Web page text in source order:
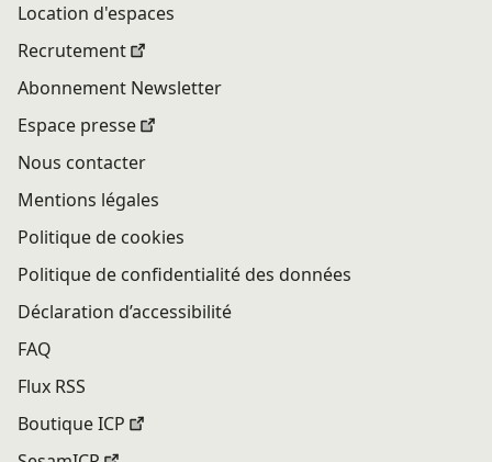
Location d'espaces
Recrutement
Abonnement Newsletter
Espace presse
Nous contacter
Mentions légales
Politique de cookies
Politique de confidentialité des données
Déclaration d’accessibilité
FAQ
Flux RSS
Boutique ICP